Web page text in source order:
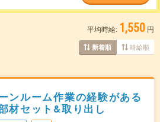
平均時給: 1,550 円
新着順 時給順
ンルーム作業の経験がある
材セット&取り出し